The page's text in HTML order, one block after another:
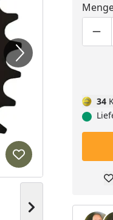
Nächstes Bild
Produkt zur
34